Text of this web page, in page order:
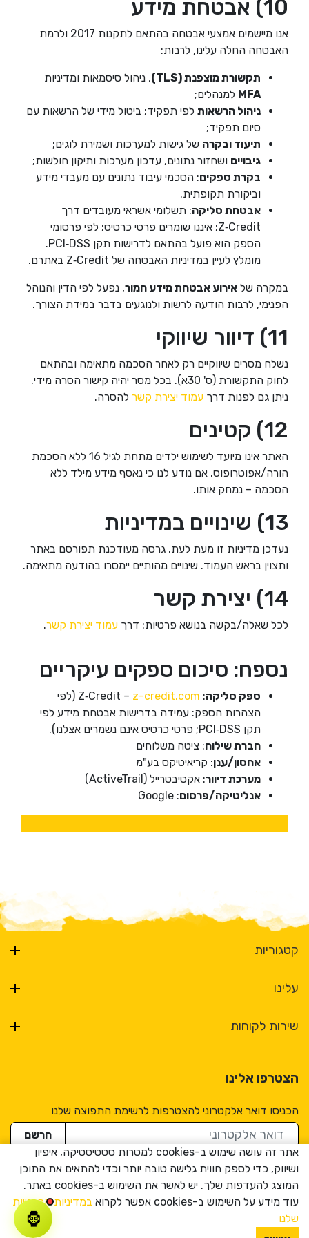
10) אבטחת מידע
אנו מיישמים אמצעי אבטחה בהתאם לתקנות 2017 ולרמת
האבטחה החלה עלינו, לרבות:
תקשורת מוצפנת (TLS)
, ניהול סיסמאות ומדיניות
MFA למנהלים;
ניהול הרשאות לפי תפקיד; ביטול מידי של הרשאות עם
סיום תפקיד;
תיעוד ובקרה של גישות למערכות ושמירת לוגים;
גיבויים ושחזור נתונים, עדכון מערכות ותיקון חולשות;
בקרת ספקים: הסכמי עיבוד נתונים עם מעבדי מידע
וביקורת תקופתית.
אבטחת סליקה: תשלומי אשראי מעובדים דרך
Z‑Credit; איננו שומרים פרטי כרטיס; לפי פרסומי
הספק הוא פועל בהתאם לדרישות תקן PCI‑DSS
.
מומלץ לעיין במדיניות האבטחה של Z‑Credit באתרם.
במקרה של אירוע אבטחת מידע חמור, נפעל לפי הדין והנוהל
הפנימי, לרבות הודעה לרשות ולנוגעים בדבר במידת הצורך.
11) דיוור שיווקי
נשלח מסרים שיווקיים רק לאחר הסכמה מתאימה ובהתאם
לחוק התקשורת (ס' 30א). בכל מסר יהיה קישור הסרה מידי.
ניתן גם לפנות דרך עמוד יצירת קשר להסרה.
12) קטינים
האתר אינו מיועד לשימוש ילדים מתחת לגיל 16 ללא הסכמת
הורה/אפוטרופוס. אם נודע לנו כי נאסף מידע מילד ללא
הסכמה – נמחק אותו.
13) שינויים במדיניות
נעדכן מדיניות זו מעת לעת. גרסה מעודכנת תפורסם באתר
ותצוין בראש העמוד. שינויים מהותיים יימסרו בהודעה מתאימה.
14) יצירת קשר
לכל שאלה/בקשה בנושא פרטיות: דרך עמוד יצירת קשר.
נספח: סיכום ספקים עיקריים
ספק סליקה: Z‑Credit –
z-credit.com
(לפי
הצהרות הספק: עמידה בדרישות אבטחת מידע לפי
תקן PCI‑DSS; פרטי כרטיס אינם נשמרים אצלנו)
.
חברת שילוח: ציטה משלוחים
אחסון/ענן: קריאיטיקס בע"מ
מערכת דיוור: אקטיבטרייל (ActiveTrail)
אנליטיקה/פרסום: Google
קטגוריות
עלינו
שירות לקוחות
הצטרפו אלינו
הכניסו דואר אלקטרוני להצטרפות לרשימת התפוצה שלנו
דואר אלקטרוני
הרשם
Created by
אתר זה עושה שימוש ב-cookies למטרות סטטיסטיקה, איפיון
ושיווק, כדי לספק חווית גלישה טובה יותר וכדי להתאים את התוכן
המוצג להעדפות שלך. יש לאשר את השימוש ב-cookies באתר.
עוד מידע על השימוש ב-cookies אפשר לקרוא
במדיניות הפרטיות
שלנו
🦍